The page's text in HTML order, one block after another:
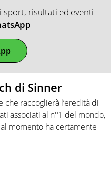
sport, risultati ed eventi
di Sinner
che raccoglierà l’eredità di
associati al n°1 del mondo,
momento ha certamente